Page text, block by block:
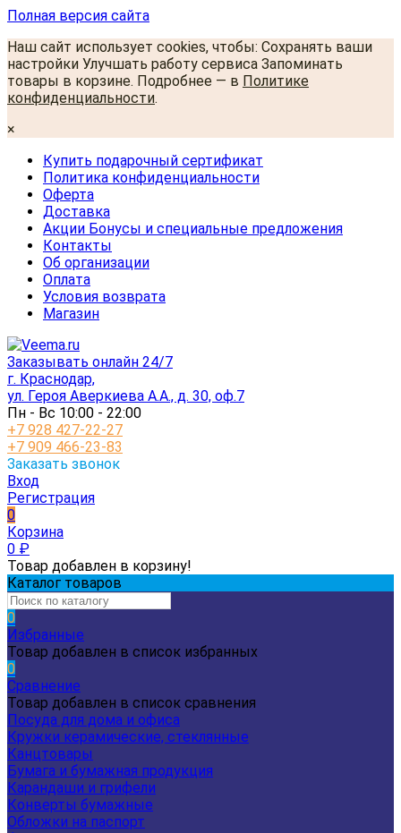
Полная версия сайта
Наш сайт использует cookies, чтобы: Сохранять ваши
настройки Улучшать работу сервиса Запоминать
товары в корзине. Подробнее — в Политике
конфиденциальности.
×
Купить подарочный сертификат
Политика конфиденциальности
Оферта
Доставка
Акции Бонусы и специальные предложения
Контакты
Об организации
Оплата
Условия возврата
Магазин
Заказывать онлайн 24/7
г. Краснодар,
ул. Героя Аверкиева А.А., д. 30, оф.7
Пн - Вс 10:00 - 22:00
+7 928 427-22-27
+7 909 466-23-83
Заказать звонок
Вход
Регистрация
0
Корзина
0 ₽
Товар добавлен в корзину!
Каталог товаров
0
Избранные
Товар добавлен в список избранных
0
Сравнение
Товар добавлен в список сравнения
Посуда для дома и офиса
Кружки керамические, стеклянные
Канцтовары
Бумага и бумажная продукция
Карандаши и грифели
Конверты бумажные
Обложки на паспорт